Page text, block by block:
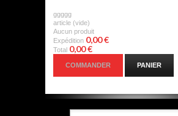
ggggg
article (vide)
Aucun produit
Expédition 0,00 €
Total 0,00 €
COMMANDER PANIER